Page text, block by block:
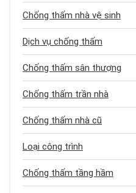
Chống thấm nhà vệ sinh
Dịch vụ chống thấm
Chống thấm sân thượng
Chống thấm trần nhà
Chống thấm nhà cũ
Loại công trình
Chống thấm tầng hầm